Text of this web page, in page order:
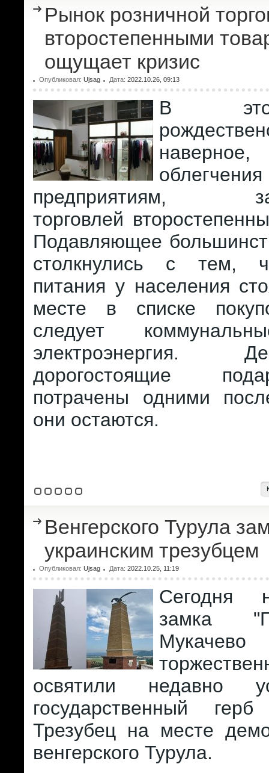
Рынок розничной
второстепенными
ощущает кризис
Опубликовал: Ujsag Дата: 2022.10.26, 09:13
В
наверное,
предприятиям,
торговлей
Подавляющее
столкнулись с тем,
питания у населения
месте в списке
следует
электроэнергия.
дорогостоящие
потрачены одними
они остаются.
Венгерского Турула
украинским трезубцем
Опубликовал: Ujsag Дата: 2022.10.25, 11:19
Сегодня
замка
освятили недавно
государственный
Трезубец на месте
венгерского Турула.